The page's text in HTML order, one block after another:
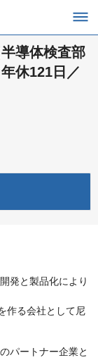
導体検査部
休121日／
発と製品化により
作る会社として尼
パートナー企業と